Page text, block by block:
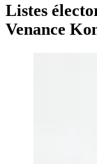
Listes
Venance